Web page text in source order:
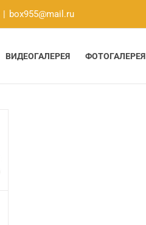
| box955@mail.ru
ВИДЕОГАЛЕРЕЯ ФОТОГАЛЕРЕЯ